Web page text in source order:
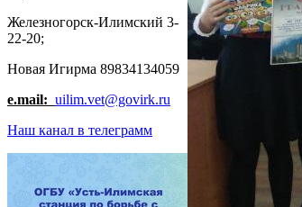
Железногорск-Илимский 3-
22-20;
Новая Игирма 89834134059
e.mail: uilim.vet@govirk.ru
Наш канал в телеграмм